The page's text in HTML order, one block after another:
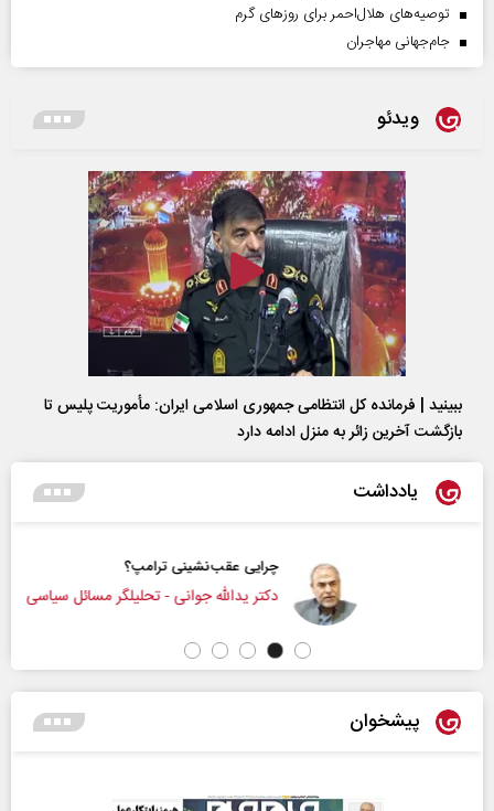
توصیه‌های هلال‌احمر برای روز‌های گرم
جام‌جهانی مهاجران
ویدئو
ببینید | فرمانده کل انتظامی جمهوری اسلامی ایران­: مأموریت پلیس تا
بازگشت آخرین زائر به منزل ادامه دارد
یادداشت
چرایی عقب‌نشینی ترامپ؟
دکتر یدالله جوانی - تحلیلگر مسائل سیاسی
پیشخوان